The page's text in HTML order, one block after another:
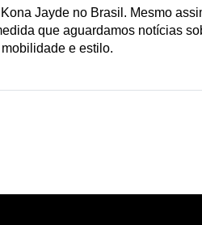
Jayde no Brasil. Mesmo
que aguardamos notícias
e estilo.